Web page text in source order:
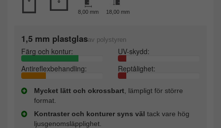
8,00 mm 18,00 mm
1,5 mm plastglasav polystyren
Färg och kontur:
UV-skydd:
Antireflexbehandling:
Reptålighet:
Mycket lätt och okrossbart , lämpligt för större
format.
Kontraster och konturer syns väl tack vare hög
ljusgenomsläpplighet.